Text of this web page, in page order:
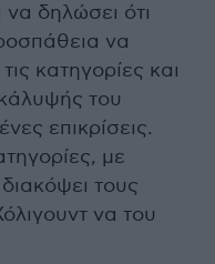
να δηλώσει ότι
να
κατηγορίες και
του
επικρίσεις.
με
τους
να του